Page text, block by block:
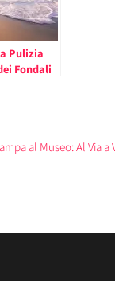
Pulizia
Fondali
al Museo: Al Via